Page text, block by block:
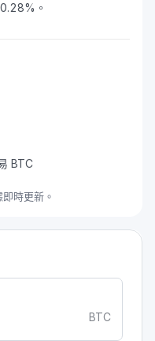
。
BTC
時更新。
BTC